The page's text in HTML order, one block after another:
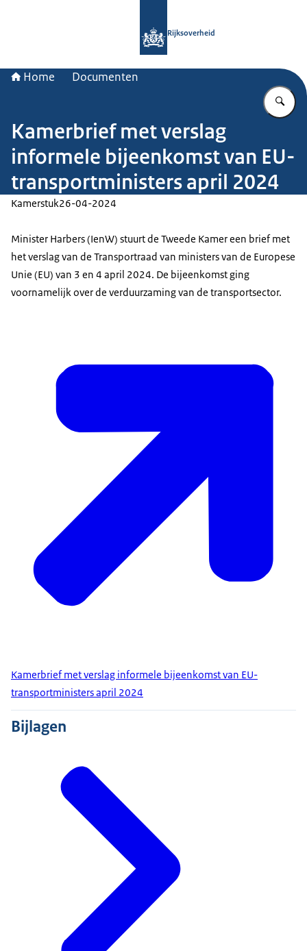
Rijksoverheid
Home Documenten
Kamerbrief met verslag
informele bijeenkomst van EU-
transportministers april 2024
Kamerstuk26-04-2024
Minister Harbers (IenW) stuurt de Tweede Kamer een brief met
het verslag van de Transportraad van ministers van de Europese
Unie (EU) van 3 en 4 april 2024. De bijeenkomst ging
voornamelijk over de verduurzaming van de transportsector.
Kamerbrief met verslag informele bijeenkomst van EU-
transportministers april 2024
Bijlagen